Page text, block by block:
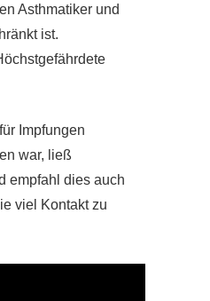
Asthmatiker und
ist.
Impfungen
war, ließ
empfahl dies auch
viel Kontakt zu